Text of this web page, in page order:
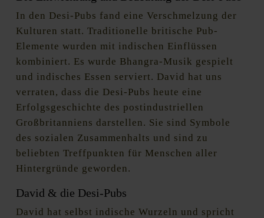
In den Desi-Pubs fand eine Verschmelzung der
Kulturen statt. Traditionelle britische Pub-
Elemente wurden mit indischen Einflüssen
kombiniert. Es wurde Bhangra-Musik gespielt
und indisches Essen serviert. David hat uns
verraten, dass die Desi-Pubs heute eine
Erfolgsgeschichte des postindustriellen
Großbritanniens darstellen. Sie sind Symbole
des sozialen Zusammenhalts und sind zu
beliebten Treffpunkten für Menschen aller
Hintergründe geworden.
David & die Desi-Pubs
David hat selbst indische Wurzeln und spricht